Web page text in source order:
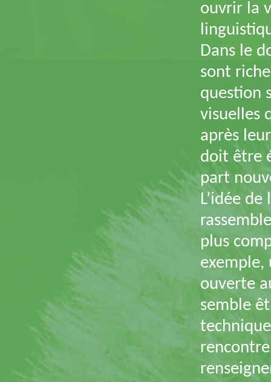
ouvrir la
Dans le
sont
question
visuelles
après
doit être
part
L’idée
plus
exemple,
ouverte
semble